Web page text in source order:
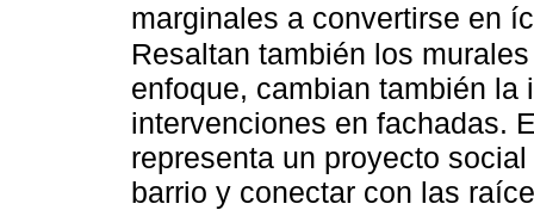
marginales a convertirse en
Resaltan también los
enfoque, cambian también
intervenciones en fachadas.
representa un proyecto
barrio y conectar con las